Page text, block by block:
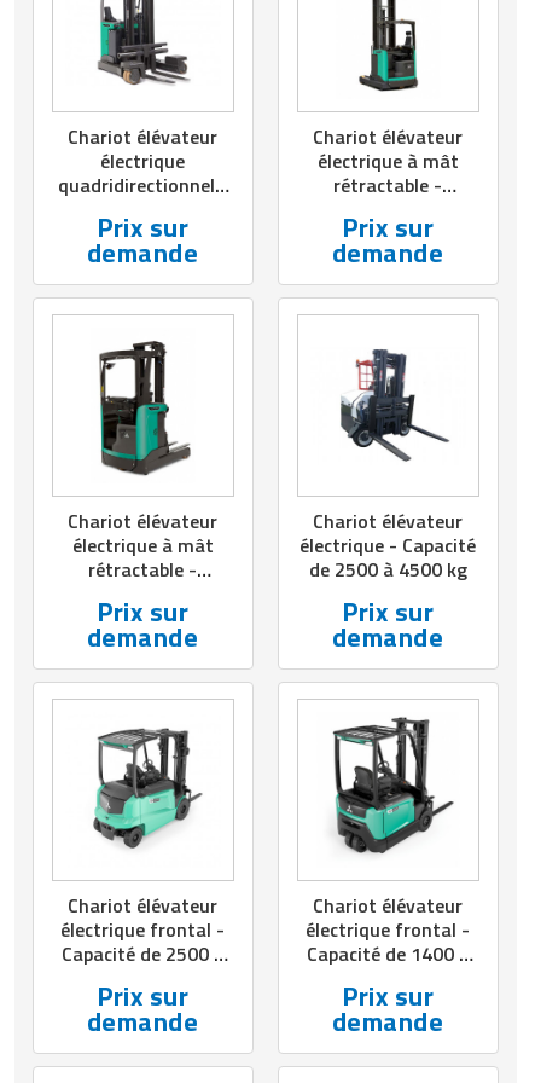
Matériel de musculation
Vêtement sportif
Rôtisserie professionnelle
Table de cuisson professionnelle
Ustensile de cuisine
Vaisselle restaurant
Vitrines réfrigérées
Chariot élévateur
électrique
quadridirectionnel -
2500 kg
Prix sur
demande
Chariot élévateur
électrique à mât
rétractable -
2500 kg
Prix sur
demande
Chariot élévateur
électrique à mât
rétractable -
1400 kg
Prix sur
demande
Chariot élévateur
électrique - Capacité
de 2500 à 4500 kg
Prix sur
demande
Chariot élévateur
électrique frontal -
Capacité de 2500 à
Prix sur
demande
Chariot élévateur
électrique frontal -
Capacité de 1400 à
Prix sur
demande